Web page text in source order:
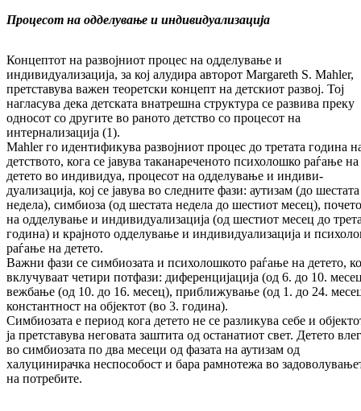
Процесот на одделување и индивидуализација
Концептот на развојниот процес на одделување и
индивидуализација, за кој алудира авторот Margareth S. Mahler,
претставува важен тео­рет­ски концепт на детскиот развој. Тој
нагласува дека детската внатрешна структура се развива преку
односот со другите во раното детство со процесот на
интернализација (1).
Mahler го идентификува развојниот процес до тре­­тата година
детството, кога се јавува та­ка­­нареченото психолошко раѓање на
детето во индивидуа, процесот на одделување и инди­ви­
дуализација, кој се јавува во следните фази: аутизам (до шестата
недела), симбиоза (од шес­тата недела до шестиот месец),
на од­де­лување и индивидуализација (од шестиот месец до
година) и крајното одделу­ва­ње и индивидуализација и
раѓање на детето.
Важни фази се симбиозата и психолошкото ра­ѓање на детето,
вклучуваат четири потфази: диференцијација (од 6. до 10.
вежбање (од 10. до 16. месец), приближување (од 1. до 24.
константност на објектот (во 3. го­ди­на).
Симбиозата е период кога детето не се разли­кува себе и
ја претставува неговата заштита од останатиот свет. Детето
во симбиозата по два месеци од фазата на аутизам од
халуцинирачка неспособост и бара рамно­те­жа во
на потребите.